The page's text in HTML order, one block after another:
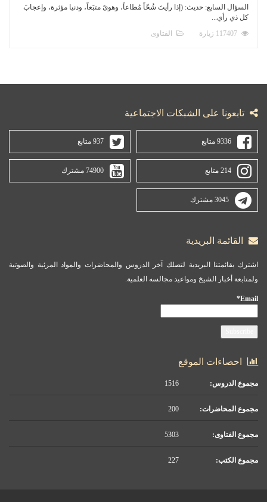
السؤال السابع: حديث: (إذا رأيتَ شُحّاً مُطاعاً، وهوىً متبَعاً، ودنيا مؤثرة، وإعجابَ
كل ذي رأي...
الفتاوى
تابعونا على الشبكات الاجتماعية
9336 متابع 937 متابع
214 متابع 74900 مشترك
3045 مشترك
القائمة البريدية
اشترك بقائمتنا البريدية لتصلك آخر الدروس والمحاضرات والمواد المرئية والصوتية
ولمتابعة أخبار الشيخ ومواعيد مجالسه العلمية.
Email*
احصاءات الموقع
مجموع الدروس:
مجموع المحاضرات:
مجموع الفتاوى:
مجموع الكتب: